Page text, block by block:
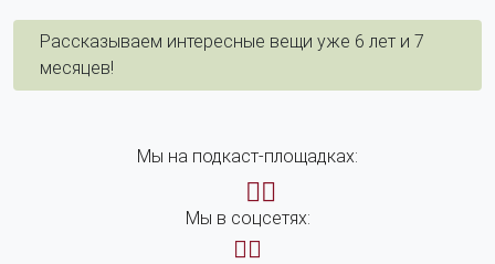
Рассказываем интересные вещи уже 6 лет и 7
месяцев!
Мы на подкаст-площадках:
Мы в соцсетях: